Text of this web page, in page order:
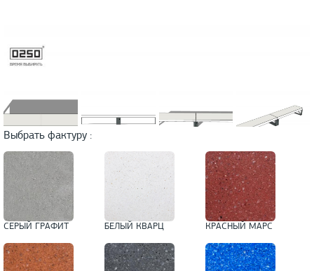
Выбрать фактуру :
СЕРЫЙ ГРАФИТ БЕЛЫЙ КВАРЦ КРАСНЫЙ МАРС